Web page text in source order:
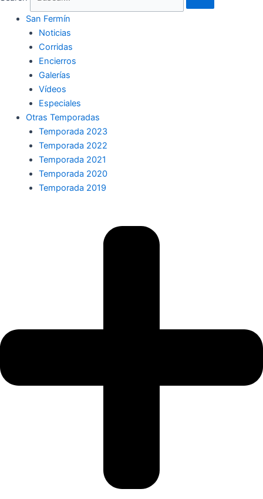
San Fermín
Noticias
Corridas
Encierros
Galerías
Vídeos
Especiales
Otras Temporadas
Temporada 2023
Temporada 2022
Temporada 2021
Temporada 2020
Temporada 2019